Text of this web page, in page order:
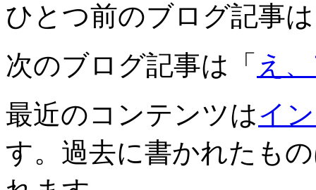
ひとつ前のブログ記事
次のブログ記事は「 え
最近のコンテンツはイ
す。過去に書かれたも